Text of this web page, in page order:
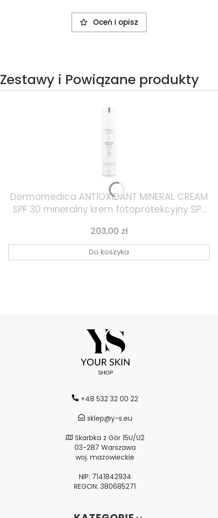
Oceń i opisz
Zestawy i Powiązane produkty
Dermomedica ANTIOXIDANT MINERAL CREAM
SPF 30 mineralny krem fotoprotekcyjny SPF
Cena
203,00 zł
Do koszyka
+48 532 32 00 22
sklep@y-s.eu
Skarbka z Gór 15U/U2
03-287 Warszawa
woj. mazowieckie
NIP: 7141842934
REGON: 380685271